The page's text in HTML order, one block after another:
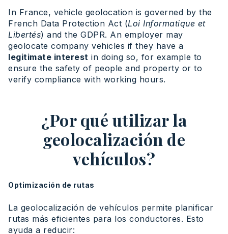
In France, vehicle geolocation is governed by the
French Data Protection Act (Loi Informatique et
Libertés) and the GDPR. An employer may
geolocate company vehicles if they have a
legitimate interest in doing so, for example to
ensure the safety of people and property or to
verify compliance with working hours.
¿Por qué utilizar la
geolocalización de
vehículos?
Optimización de rutas
La geolocalización de vehículos permite planificar
rutas más eficientes para los conductores. Esto
ayuda a reducir: